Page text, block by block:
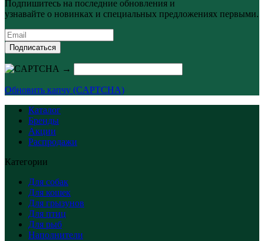
Подпишитесь на последние обновления и
узнавайте о новинках и специальных предложениях первыми.
Подписаться
→
Обновить капчу (CAPTCHA)
Каталог
Бренды
Акции
Распродажи
Категории
Для собак
Для кошек
Для грызунов
Для птиц
Для рыб
Наполнители